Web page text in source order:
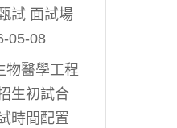
試 面試場
05-08
物醫學工程
生初試合
時間配置